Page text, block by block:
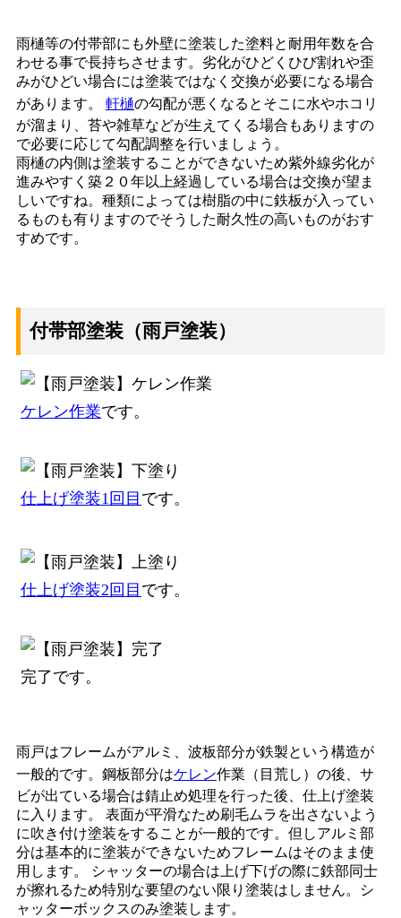
雨樋等の付帯部にも外壁に塗装した塗料と耐用年数を合
わせる事で長持ちさせます。劣化がひどくひび割れや歪
みがひどい場合には塗装ではなく交換が必要になる場合
があります。 軒樋の勾配が悪くなるとそこに水やホコリ
が溜まり、苔や雑草などが生えてくる場合もありますの
で必要に応じて勾配調整を行いましょう。
雨樋の内側は塗装することができないため紫外線劣化が
進みやすく築２０年以上経過している場合は交換が望ま
しいですね。種類によっては樹脂の中に鉄板が入ってい
るものも有りますのでそうした耐久性の高いものがおす
すめです。
付帯部塗装（雨戸塗装）
ケレン作業です。
仕上げ塗装1回目 です。
仕上げ塗装2回目 です。
完了です。
雨戸はフレームがアルミ、波板部分が鉄製という構造が
一般的です。鋼板部分はケレン作業（目荒し）の後、サ
ビが出ている場合は錆止め処理を行った後、仕上げ塗装
に入ります。 表面が平滑なため刷毛ムラを出さないよう
に吹き付け塗装をすることが一般的です。但しアルミ部
分は基本的に塗装ができないためフレームはそのまま使
用します。 シャッターの場合は上げ下げの際に鉄部同士
が擦れるため特別な要望のない限り塗装はしません。シ
ャッターボックスのみ塗装します。